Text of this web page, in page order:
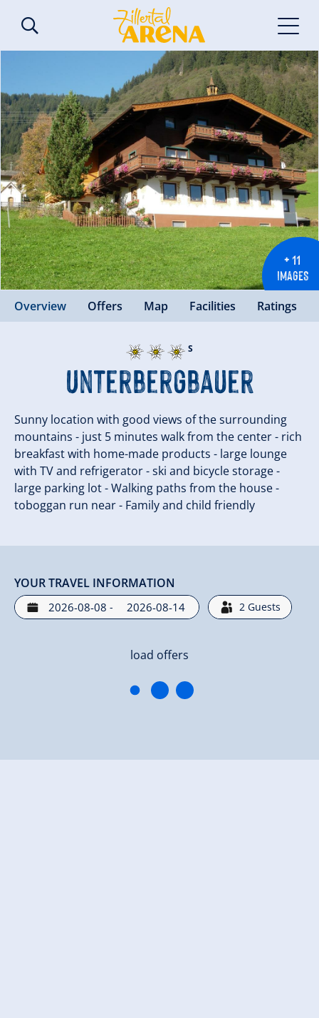
+ 11
IMAGES
Overview Offers Map Facilities Ratings
S
Unterbergbauer
Sunny location with good views of the surrounding
mountains - just 5 minutes walk from the center - rich
breakfast with home-made products - large lounge
with TV and refrigerator - ski and bicycle storage -
large parking lot - Walking paths from the house -
toboggan run near - Family and child friendly
YOUR TRAVEL INFORMATION
- 2 Guests
load offers